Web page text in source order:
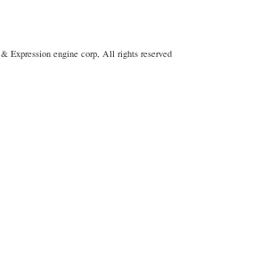
& Expression engine corp, All rights reserved